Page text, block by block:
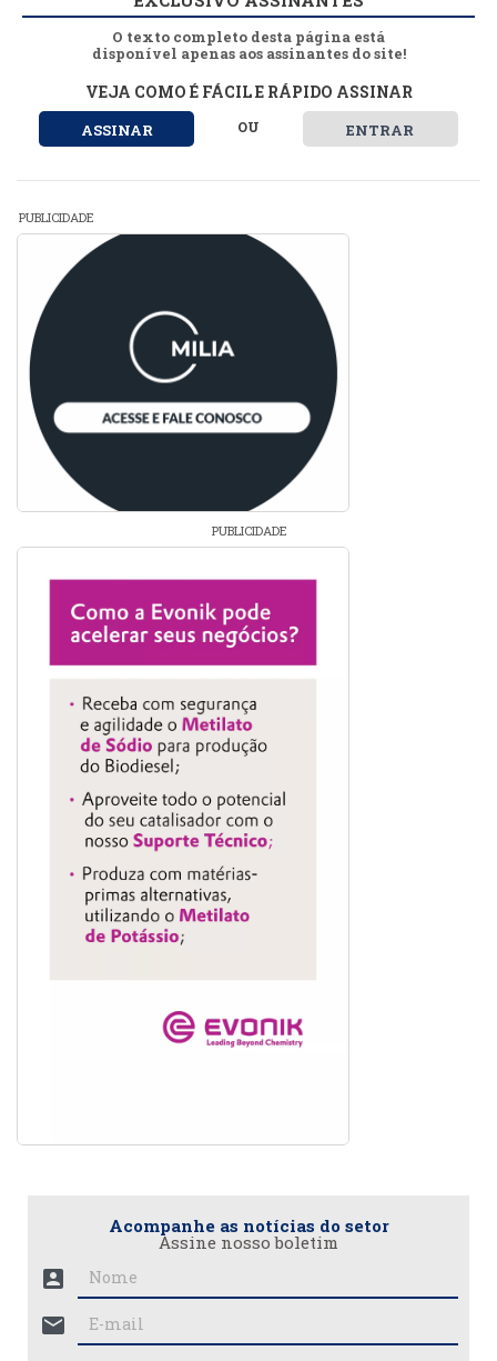
O texto completo desta página está
disponível apenas aos assinantes do site!
VEJA COMO É FÁCIL E RÁPIDO ASSINAR
ASSINAR OU ENTRAR
PUBLICIDADE
PUBLICIDADE
Acompanhe as notícias do setor
Assine nosso boletim
account_box
mail